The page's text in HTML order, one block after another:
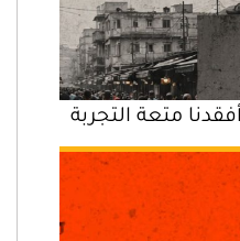
متعة التجربة